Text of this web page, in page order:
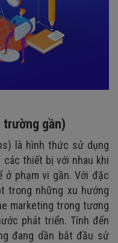
trường gần)
là hình thức sử dụng
thiết bị với nhau khi
phạm vi gần. Với đặc
trong những xu hướng
marketing trong tương
phát triển. Tính đến
đang dần bắt đầu sử